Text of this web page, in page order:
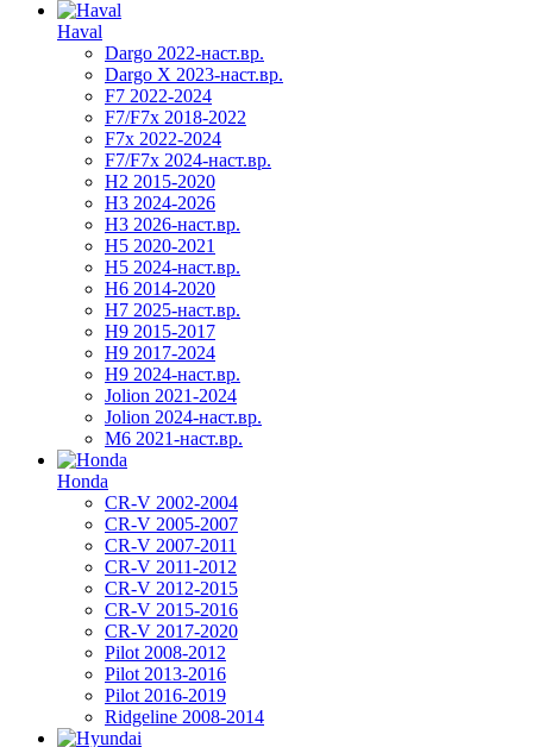
Haval
Dargo 2022-наст.вр.
Dargo X 2023-наст.вр.
F7 2022-2024
F7/F7x 2018-2022
F7x 2022-2024
F7/F7x 2024-наст.вр.
H2 2015-2020
H3 2024-2026
H3 2026-наст.вр.
H5 2020-2021
H5 2024-наст.вр.
H6 2014-2020
H7 2025-наст.вр.
H9 2015-2017
H9 2017-2024
H9 2024-наст.вр.
Jolion 2021-2024
Jolion 2024-наст.вр.
М6 2021-наст.вр.
Honda
CR-V 2002-2004
CR-V 2005-2007
CR-V 2007-2011
CR-V 2011-2012
CR-V 2012-2015
CR-V 2015-2016
CR-V 2017-2020
Pilot 2008-2012
Pilot 2013-2016
Pilot 2016-2019
Ridgeline 2008-2014